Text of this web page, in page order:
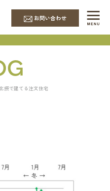
お問い合わせ
摂で建てる注文住宅